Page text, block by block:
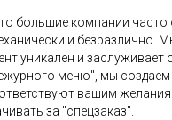
большие компании
и безразлично.
уникален и заслуживает
меню", мы
вашим
за "спецзаказ".